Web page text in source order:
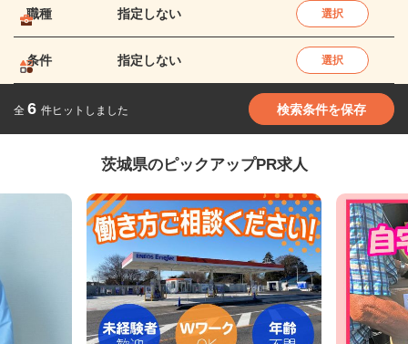
職種 指定しない 選択
条件 指定しない 選択
全 6 件ヒットしました 検索条件を保存
茨城県のピックアップPR求人